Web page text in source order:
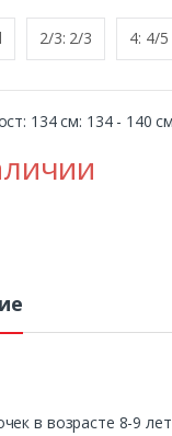
2/3: 2/3 4: 4/5
134 см: 134 - 140
в возрасте 8-9